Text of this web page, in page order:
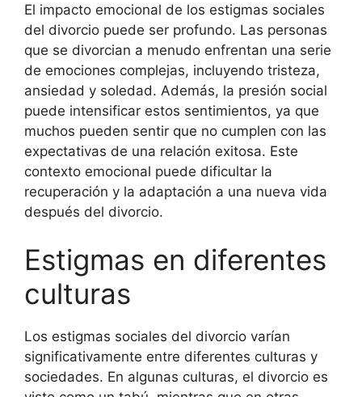
El impacto emocional de los estigmas sociales
del divorcio puede ser profundo. Las personas
que se divorcian a menudo enfrentan una serie
de emociones complejas, incluyendo tristeza,
ansiedad y soledad. Además, la presión social
puede intensificar estos sentimientos, ya que
muchos pueden sentir que no cumplen con las
expectativas de una relación exitosa. Este
contexto emocional puede dificultar la
recuperación y la adaptación a una nueva vida
después del divorcio.
Estigmas en diferentes
culturas
Los estigmas sociales del divorcio varían
significativamente entre diferentes culturas y
sociedades. En algunas culturas, el divorcio es